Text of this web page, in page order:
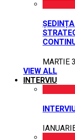
MARTIE
VIEW ALL
INTERVIU